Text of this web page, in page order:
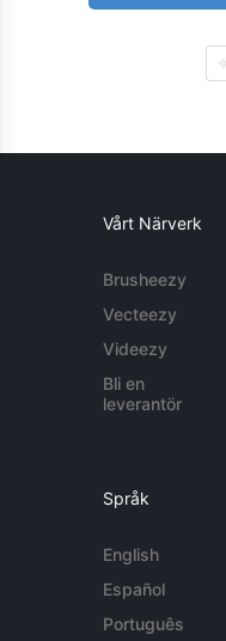
Vårt Närverk
Brusheezy
Vecteezy
Videezy
Bli en
leverantör
Språk
English
Español
Português